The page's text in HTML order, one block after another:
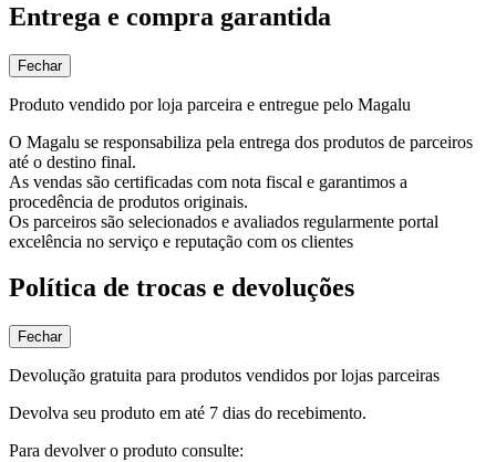
Entrega e compra garantida
Fechar
Produto vendido por loja parceira e entregue pelo Magalu
O Magalu se responsabiliza pela entrega dos produtos de parceiros
até o destino final.
As vendas são certificadas com nota fiscal e garantimos a
procedência de produtos originais.
Os parceiros são selecionados e avaliados regularmente portal
excelência no serviço e reputação com os clientes
Política de trocas e devoluções
Fechar
Devolução gratuita para produtos vendidos por lojas parceiras
Devolva seu produto em até 7 dias do recebimento.
Para devolver o produto consulte: